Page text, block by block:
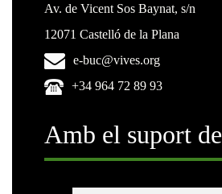
Av. de Vicent Sos Baynat, s/n
12071 Castelló de la Plana
e-buc@vives.org
+34 964 72 89 93
Amb el suport de